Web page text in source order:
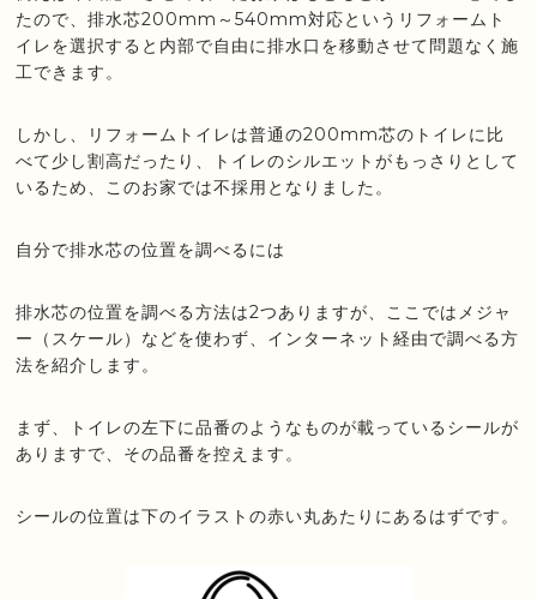
たので、排水芯200mm～540mm対応というリフォームト
イレを選択すると内部で自由に排水口を移動させて問題なく施
工できます。
しかし、リフォームトイレは普通の200mm芯のトイレに比
べて少し割高だったり、トイレのシルエットがもっさりとして
いるため、このお家では不採用となりました。
自分で排水芯の位置を調べるには
排水芯の位置を調べる方法は2つありますが、ここではメジャ
ー（スケール）などを使わず、インターネット経由で調べる方
法を紹介します。
まず、トイレの左下に品番のようなものが載っているシールが
ありますで、その品番を控えます。
シールの位置は下のイラストの赤い丸あたりにあるはずです。